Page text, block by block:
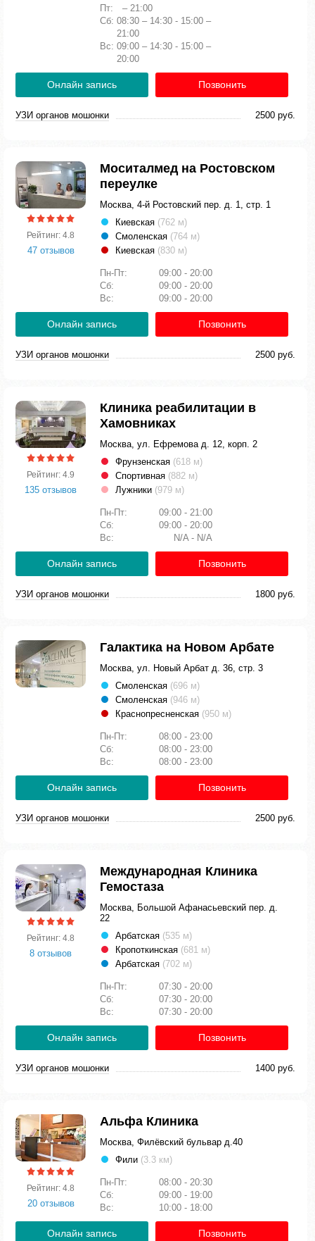
Пт:
– 21:00
Сб: 08:30 – 14:30 - 15:00 –
21:00
Вс: 09:00 – 14:30 - 15:00 –
20:00
Онлайн запись Позвонить
УЗИ органов мошонки 2500 руб.
Рейтинг: 4.8
47 отзывов
Моситалмед на Ростовском
переулке
Москва, 4-й Ростовский пер. д. 1, стр. 1
Киевская (762 м)
Смоленская (764 м)
Киевская (830 м)
Пн-Пт:
09:00 - 20:00
Сб:
09:00 - 20:00
Вс:
09:00 - 20:00
Онлайн запись Позвонить
УЗИ органов мошонки 2500 руб.
Рейтинг: 4.9
135 отзывов
Клиника реабилитации в
Хамовниках
Москва, ул. Ефремова д. 12, корп. 2
Фрунзенская (618 м)
Спортивная (882 м)
Лужники (979 м)
Пн-Пт:
09:00 - 21:00
Сб:
09:00 - 20:00
Вс:
N/A - N/A
Онлайн запись Позвонить
УЗИ органов мошонки 1800 руб.
Галактика на Новом Арбате
Москва, ул. Новый Арбат д. 36, стр. 3
Смоленская (696 м)
Смоленская (946 м)
Краснопресненская (950 м)
Пн-Пт:
08:00 - 23:00
Сб:
08:00 - 23:00
Вс:
08:00 - 23:00
Онлайн запись Позвонить
УЗИ органов мошонки 2500 руб.
Рейтинг: 4.8
8 отзывов
Международная Клиника
Гемостаза
Москва, Большой Афанасьевский пер. д.
22
Арбатская (535 м)
Кропоткинская (681 м)
Арбатская (702 м)
Пн-Пт:
07:30 - 20:00
Сб:
07:30 - 20:00
Вс:
07:30 - 20:00
Онлайн запись Позвонить
УЗИ органов мошонки 1400 руб.
Рейтинг: 4.8
20 отзывов
Альфа Клиника
Москва, Филёвский бульвар д.40
Фили (3.3 км)
Пн-Пт:
08:00 - 20:30
Сб:
09:00 - 19:00
Вс:
10:00 - 18:00
Онлайн запись Позвонить